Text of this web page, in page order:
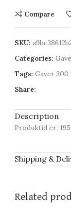
Compare
SKU:
Categories:
Tags: Gaver
Share:
Description
Produktid er:
Shipping &
Related